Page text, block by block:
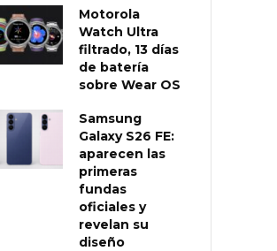
Motorola
Watch Ultra
filtrado, 13 días
de batería
sobre Wear OS
Samsung
Galaxy S26 FE:
aparecen las
primeras
fundas
oficiales y
revelan su
diseño